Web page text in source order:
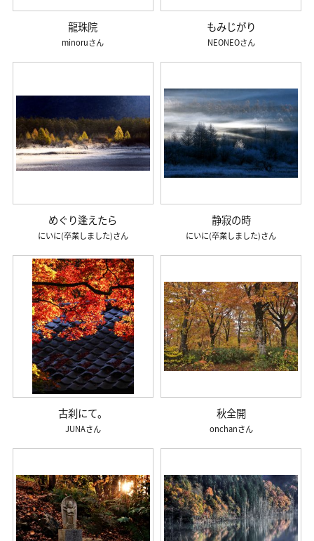
龍珠院
minoru
もみじがり
NEONEO
めぐり逢えたら
にいに(卒業しました)
静寂の時
にいに(卒業しました)
古刹にて。
JUNA
秋全開
onchan